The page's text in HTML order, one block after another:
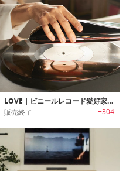
LOVE｜ビニールレコード愛好家に最適なAPTX対応インテリジェントターンテーブル「ラブ」
販売終了 +304